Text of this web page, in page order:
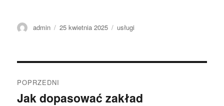
Autor
admin
Data
25 kwietnia 2025 Kategorie
usługi
wpisu
POPRZEDNI
Poprzedni
Jak dopasować zakład